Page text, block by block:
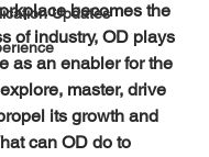
Updates
becomes the
of industry, OD plays
as an enabler for the
master, drive
its growth and
can OD do to